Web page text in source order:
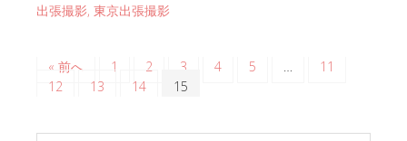
出張撮影, 東京出張撮影
« 前へ 1 2 3 4 5
11
12
13 14 15